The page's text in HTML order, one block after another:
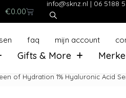
€0.00
info@sknz.nl | 06 5188
faq mijn account
Gifts & More
of Hydration 1% Hyaluronic Acid